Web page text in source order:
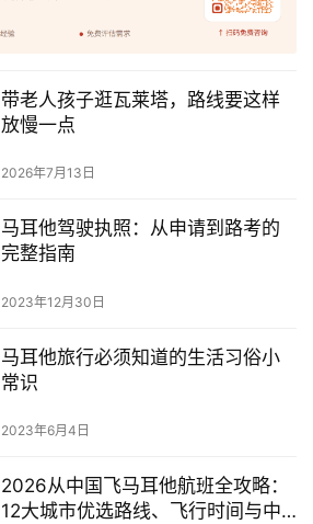
带老人孩子逛瓦莱塔，路线要这样
放慢一点
2026年7月13日
马耳他驾驶执照：从申请到路考的
完整指南
2023年12月30日
马耳他旅行必须知道的生活习俗小
常识
2023年6月4日
2026从中国飞马耳他航班全攻略：
12大城市优选路线、飞行时间与中